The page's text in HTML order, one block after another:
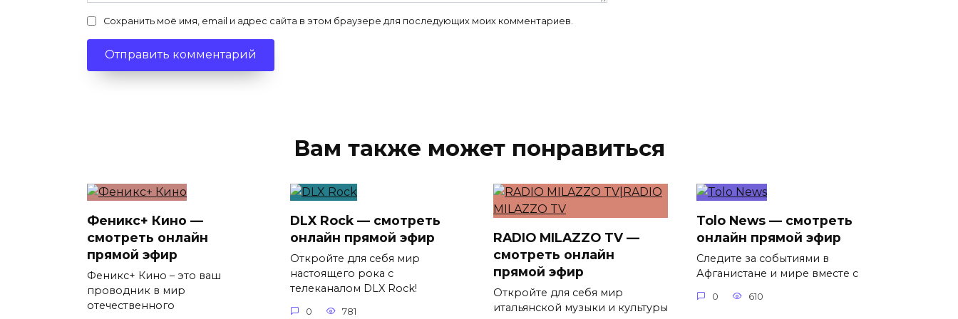
Сохранить моё имя, email и адрес сайта в этом браузере для последующих моих комментариев.
Вам также может понравиться
Феникс+ Кино —
смотреть онлайн
прямой эфир
Феникс+ Кино – это ваш
проводник в мир
отечественного
DLX Rock — смотреть
онлайн прямой эфир
Откройте для себя мир
настоящего рока с
телеканалом DLX Rock!
0 781
RADIO MILAZZO TV —
смотреть онлайн
прямой эфир
Откройте для себя мир
итальянской музыки и культуры
Tolo News — смотреть
онлайн прямой эфир
Следите за событиями в
Афганистане и мире вместе с
0 610